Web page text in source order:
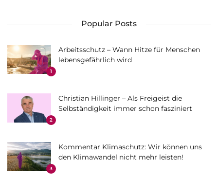
Popular Posts
1
Arbeitsschutz – Wann Hitze für Menschen
lebensgefährlich wird
2
Christian Hillinger – Als Freigeist die
Selbständigkeit immer schon fasziniert
3
Kommentar Klimaschutz: Wir können uns
den Klimawandel nicht mehr leisten!